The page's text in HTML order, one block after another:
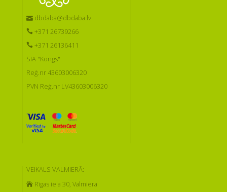
dbdaba@dbdaba.lv
+371 26739266
+371 26136411
SIA "Kongs"
Reģ.nr 43603006320
PVN Reģ.nr LV43603006320
VEIKALS VALMIERĀ:
Rīgas iela 30, Valmiera